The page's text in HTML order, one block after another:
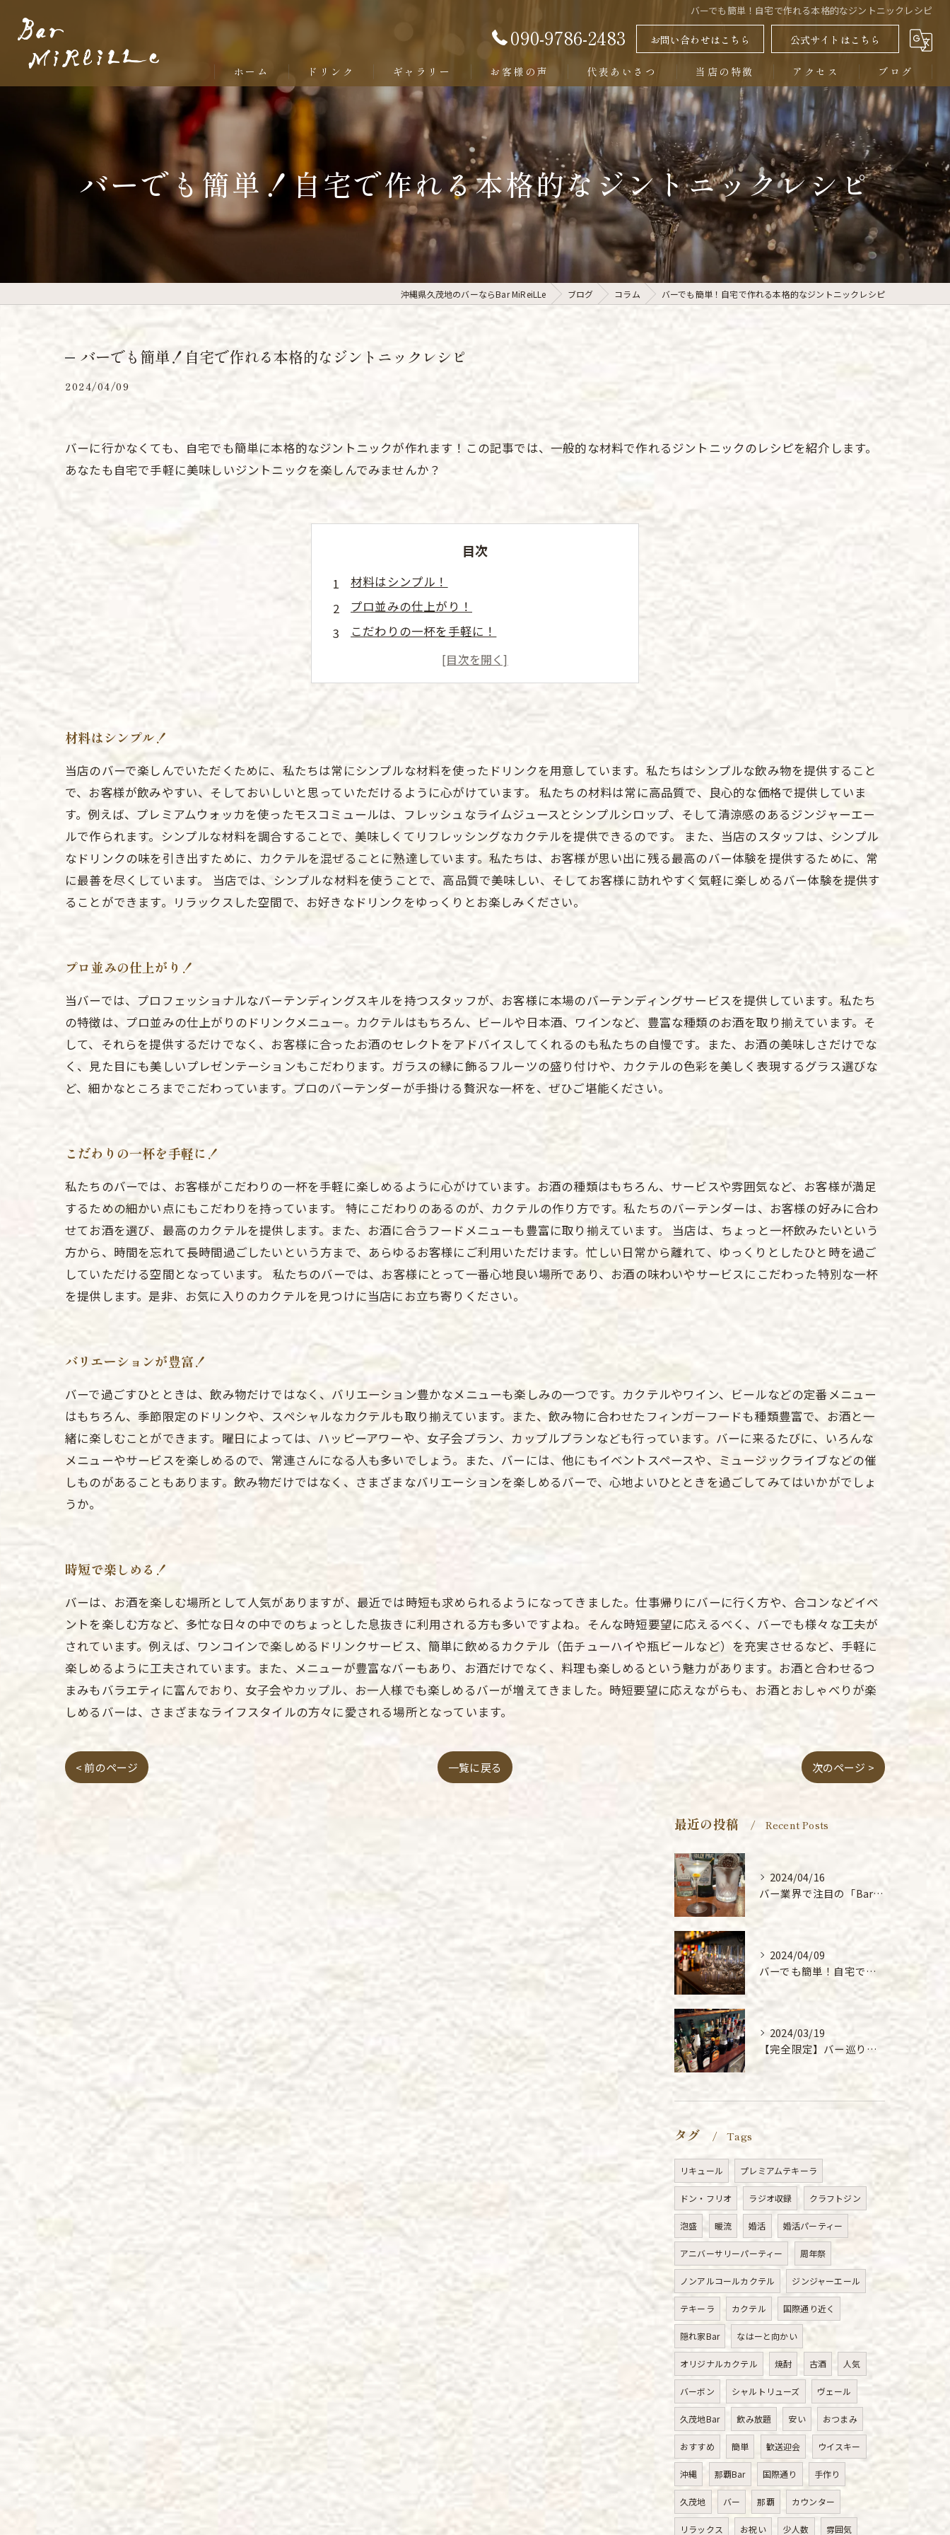
バーでも簡単！自宅で作れる本格的なジントニックレシピ
090-9786-2483 お問い合わせはこちら 公式サイトはこちら
ホーム ドリンク
フード
ギャラリー お客様の声 代表あいさつ 当店の特徴
飲み放題
カクテル
一人
デート
ウィスキー
アクセス ブログ
コラム
バーでも簡単！自宅で作れる本格的なジントニックレシピ
沖縄県久茂地のバーならBar MiReiLLe ブログ コラム バーでも簡単！自宅で作れる本格的なジントニックレシピ
バーでも簡単！自宅で作れる本格的なジントニックレシピ
2024/04/09
バーに行かなくても、自宅でも簡単に本格的なジントニックが作れます！この記事では、一般的な材料で作れるジントニックのレシピを紹介します。
あなたも自宅で手軽に美味しいジントニックを楽しんでみませんか？
目次
材料はシンプル！
プロ並みの仕上がり！
こだわりの一杯を手軽に！
バリエーションが豊富！
時短で楽しめる！
材料はシンプル！
当店のバーで楽しんでいただくために、私たちは常にシンプルな材料を使ったドリンクを用意しています。私たちはシンプルな飲み物を提供すること
で、お客様が飲みやすい、そしておいしいと思っていただけるように心がけています。 私たちの材料は常に高品質で、良心的な価格で提供していま
す。例えば、プレミアムウォッカを使ったモスコミュールは、フレッシュなライムジュースとシンプルシロップ、そして清涼感のあるジンジャーエー
ルで作られます。シンプルな材料を調合することで、美味しくてリフレッシングなカクテルを提供できるのです。 また、当店のスタッフは、シンプル
なドリンクの味を引き出すために、カクテルを混ぜることに熟達しています。私たちは、お客様が思い出に残る最高のバー体験を提供するために、常
に最善を尽くしています。 当店では、シンプルな材料を使うことで、高品質で美味しい、そしてお客様に訪れやすく気軽に楽しめるバー体験を提供す
ることができます。リラックスした空間で、お好きなドリンクをゆっくりとお楽しみください。
プロ並みの仕上がり！
当バーでは、プロフェッショナルなバーテンディングスキルを持つスタッフが、お客様に本場のバーテンディングサービスを提供しています。私たち
の特徴は、プロ並みの仕上がりのドリンクメニュー。カクテルはもちろん、ビールや日本酒、ワインなど、豊富な種類のお酒を取り揃えています。そ
して、それらを提供するだけでなく、お客様に合ったお酒のセレクトをアドバイスしてくれるのも私たちの自慢です。また、お酒の美味しさだけでな
く、見た目にも美しいプレゼンテーションもこだわります。ガラスの縁に飾るフルーツの盛り付けや、カクテルの色彩を美しく表現するグラス選びな
ど、細かなところまでこだわっています。プロのバーテンダーが手掛ける贅沢な一杯を、ぜひご堪能ください。
こだわりの一杯を手軽に！
私たちのバーでは、お客様がこだわりの一杯を手軽に楽しめるように心がけています。お酒の種類はもちろん、サービスや雰囲気など、お客様が満足
するための細かい点にもこだわりを持っています。 特にこだわりのあるのが、カクテルの作り方です。私たちのバーテンダーは、お客様の好みに合わ
せてお酒を選び、最高のカクテルを提供します。また、お酒に合うフードメニューも豊富に取り揃えています。 当店は、ちょっと一杯飲みたいという
方から、時間を忘れて長時間過ごしたいという方まで、あらゆるお客様にご利用いただけます。忙しい日常から離れて、ゆっくりとしたひと時を過ご
していただける空間となっています。 私たちのバーでは、お客様にとって一番心地良い場所であり、お酒の味わいやサービスにこだわった特別な一杯
を提供します。是非、お気に入りのカクテルを見つけに当店にお立ち寄りください。
バリエーションが豊富！
バーで過ごすひとときは、飲み物だけではなく、バリエーション豊かなメニューも楽しみの一つです。カクテルやワイン、ビールなどの定番メニュー
はもちろん、季節限定のドリンクや、スペシャルなカクテルも取り揃えています。また、飲み物に合わせたフィンガーフードも種類豊富で、お酒と一
緒に楽しむことができます。曜日によっては、ハッピーアワーや、女子会プラン、カップルプランなども行っています。バーに来るたびに、いろんな
メニューやサービスを楽しめるので、常連さんになる人も多いでしょう。また、バーには、他にもイベントスペースや、ミュージックライブなどの催
しものがあることもあります。飲み物だけではなく、さまざまなバリエーションを楽しめるバーで、心地よいひとときを過ごしてみてはいかがでしょ
うか。
時短で楽しめる！
バーは、お酒を楽しむ場所として人気がありますが、最近では時短も求められるようになってきました。仕事帰りにバーに行く方や、合コンなどイベ
ントを楽しむ方など、多忙な日々の中でのちょっとした息抜きに利用される方も多いですよね。そんな時短要望に応えるべく、バーでも様々な工夫が
されています。例えば、ワンコインで楽しめるドリンクサービス、簡単に飲めるカクテル（缶チューハイや瓶ビールなど）を充実させるなど、手軽に
楽しめるように工夫されています。また、メニューが豊富なバーもあり、お酒だけでなく、料理も楽しめるという魅力があります。お酒と合わせるつ
まみもバラエティに富んでおり、女子会やカップル、お一人様でも楽しめるバーが増えてきました。時短要望に応えながらも、お酒とおしゃべりが楽
しめるバーは、さまざまなライフスタイルの方々に愛される場所となっています。
< 前のページ 一覧に戻る 次のページ >
最近の投稿 Recent Posts
2024/04/16
バー業界で注目の「BarMiReiLLeカクテル マティーニ」の魅力と作り方を大公開！
2024/04/09
バーでも簡単！自宅で作れる本格的なジントニックレシピ
2024/03/19
【完全限定】バー巡りに打ってつけ！「BarMiReiLe」の140種類飲み放題プランが最高すぎた件
タグ Tags
リキュール プレミアムテキーラ
ドン・フリオ ラジオ収録 クラフトジン
泡盛 暖流 婚活 婚活パーティー
アニバーサリーパーティー 周年祭
ノンアルコールカクテル ジンジャーエール
テキーラ カクテル 国際通り近く
隠れ家Bar なはーと向かい
オリジナルカクテル 焼酎 古酒 人気
バーボン シャルトリューズ ヴェール
久茂地Bar 飲み放題 安い おつまみ
おすすめ 簡単 歓送迎会 ウイスキー
沖縄 那覇Bar 国際通り 手作り
久茂地 バー 那覇 カウンター
リラックス お祝い 少人数 雰囲気